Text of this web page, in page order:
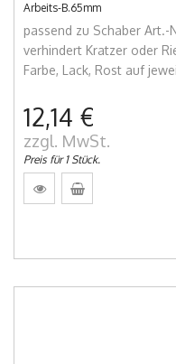
Arbeits-B.65mm
passend zu Schaber Art.-
verhindert Kratzer oder
Farbe, Lack, Rost auf
12,14 €
zzgl. MwSt.
Preis für 1 Stück.